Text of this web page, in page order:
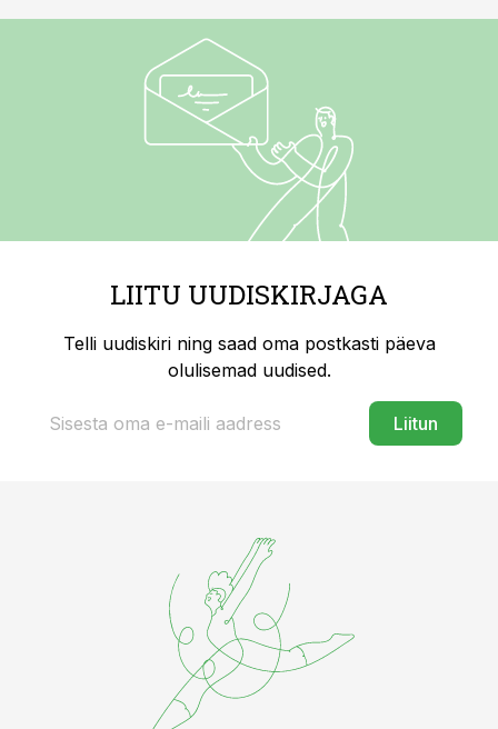
LIITU UUDISKIRJAGA
Telli uudiskiri ning saad oma postkasti päeva
olulisemad uudised.
Liitun